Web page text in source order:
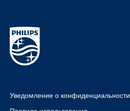
Уведомление о конфиденциальности